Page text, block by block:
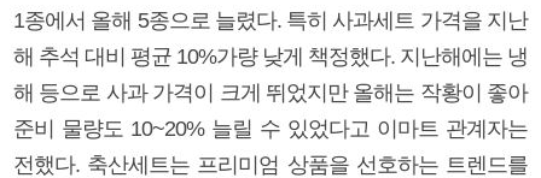
1종에서 올해 5종으로 늘렸다. 특히 사과세트 가격을 지난
해 추석 대비 평균 10%가량 낮게 책정했다. 지난해에는 냉
해 등으로 사과 가격이 크게 뛰었지만 올해는 작황이 좋아
준비 물량도 10~20% 늘릴 수 있었다고 이마트 관계자는
전했다. 축산세트는 프리미엄 상품을 선호하는 트렌드를